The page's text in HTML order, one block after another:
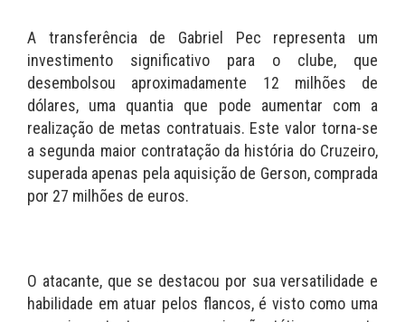
A transferência de Gabriel Pec representa um
investimento significativo para o clube, que
desembolsou aproximadamente 12 milhões de
dólares, uma quantia que pode aumentar com a
realização de metas contratuais. Este valor torna-se
a segunda maior contratação da história do Cruzeiro,
superada apenas pela aquisição de Gerson, comprada
por 27 milhões de euros.
O atacante, que se destacou por sua versatilidade e
habilidade em atuar pelos flancos, é visto como uma